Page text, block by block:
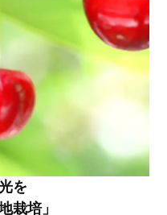
を
栽培」